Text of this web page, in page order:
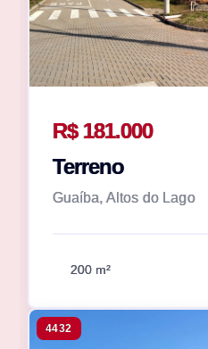
R$ 181.000
Terreno
Guaíba, Altos do Lago
200 m²
4432